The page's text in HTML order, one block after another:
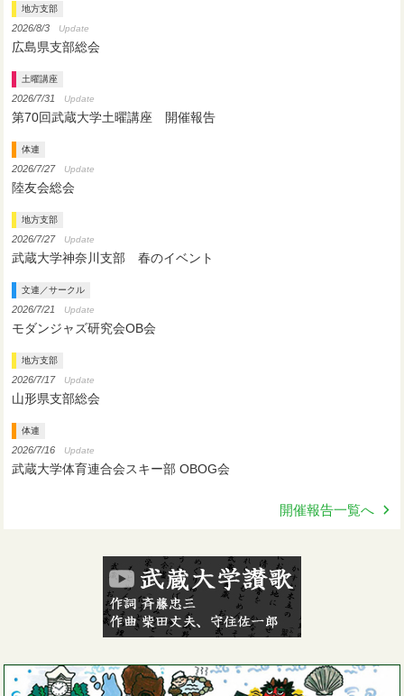
地方支部
2026/8/3 Update
広島県支部総会
土曜講座
2026/7/31 Update
第70回武蔵大学土曜講座 開催報告
体連
2026/7/27 Update
陸友会総会
地方支部
2026/7/27 Update
武蔵大学神奈川支部 春のイベント
文連／サークル
2026/7/21 Update
モダンジャズ研究会OB会
地方支部
2026/7/17 Update
山形県支部総会
体連
2026/7/16 Update
武蔵大学体育連合会スキー部 OBOG会
開催報告一覧へ